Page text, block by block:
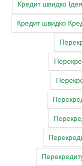
Кредит швидко
Кредит швидко